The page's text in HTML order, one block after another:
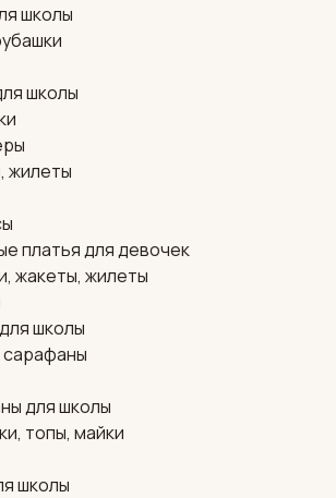
школы
школы
жилеты
платья для девочек
жакеты, жилеты
школы
для школы
топы, майки
школы